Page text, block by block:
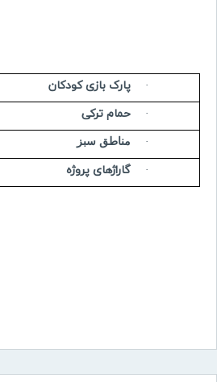
· پارک بازی کودکان
· حمام ترکی
· مناطق سبز
· گاراژهای پروژه